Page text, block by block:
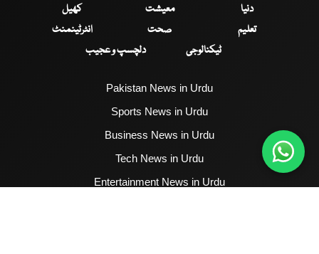
دنیا
معیشت
کھیل
تعلیم
صحت
انٹرٹینمنٹ
ٹیکنالوجی
دلچسپ و عجیب
Pakistan News in Urdu
Sports News in Urdu
Business News in Urdu
Tech News in Urdu
Entertainment News in Urdu